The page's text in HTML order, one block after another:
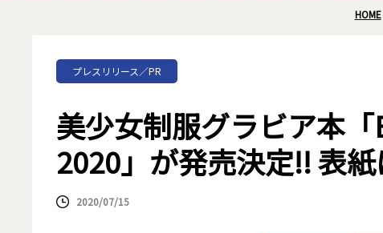
HOME
プレスリリース／PR
美少女制服グラビア本「
2020」が発売決定!! 表
2020/07/15